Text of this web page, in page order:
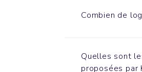
Combien de
Quelles sont
proposées par